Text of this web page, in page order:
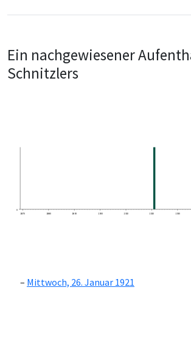
Ein nachgewiesener
Schnitzlers
0
1870
1880 1890 1900 1910 1920 1930
Mittwoch, 26. Januar 1921